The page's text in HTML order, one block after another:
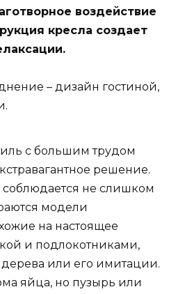
воздействие
кресла создает
– дизайн гостиной,
с большим трудом
решение.
соблюдается не слишком
модели
на настоящее
и подлокотниками,
или его имитации.
яйца, но пузырь или